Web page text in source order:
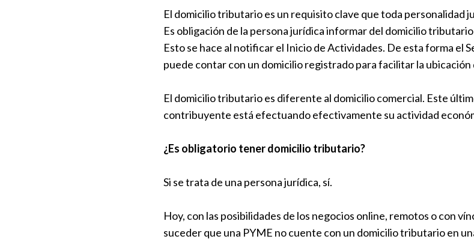
El domicilio tributario es un requisito clave que toda personalidad
Es obligación de la persona jurídica informar del domicilio
Esto se hace al notificar el Inicio de Actividades. De esta forma el
puede contar con un domicilio registrado para facilitar la
El domicilio tributario es diferente al domicilio comercial. Este
contribuyente está efectuando efectivamente su actividad
¿Es obligatorio tener domicilio tributario?
Si se trata de una persona jurídica, sí.
Hoy, con las posibilidades de los negocios online, remotos o con
suceder que una PYME no cuente con un domicilio tributario en